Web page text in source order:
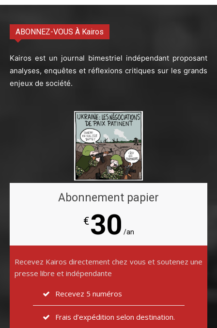
ABONNEZ-VOUS À Kairos
Kairos est un journal bimestriel indépendant proposant
analyses, enquêtes et réflexions critiques sur les grands
enjeux de société.
Abonnement papier
€30 /an
Recevez Kairos directement chez vous et soutenez une
presse libre et indépendante
Recevez 5 numéros
Frais d’expédition selon destination.